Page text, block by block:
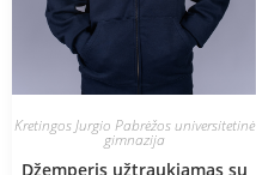
Kretingos Jurgio Pabrėžos universitetinė
gimnazija
Džemperis užtraukiamas su